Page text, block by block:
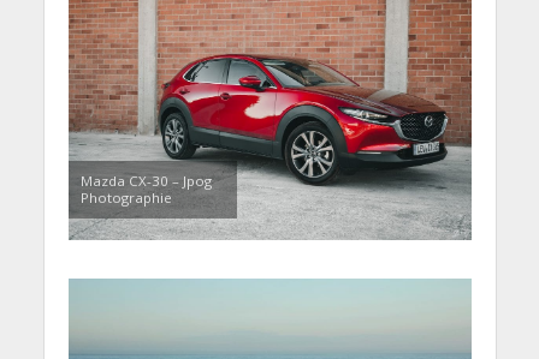
Mazda CX-30 – Jpog
Photographie